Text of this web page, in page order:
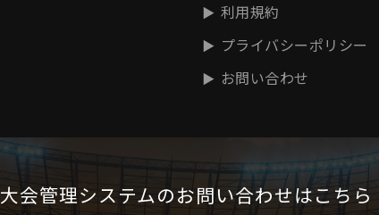
利用規約
プライバシーポリシー
お問い合わせ
大会管理システムのお問い合わせはこちら